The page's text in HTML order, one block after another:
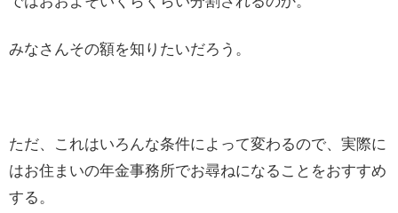
みなさんその額を知りたいだろう。
ただ、これはいろんな条件によって変わるので、実際に
はお住まいの年金事務所でお尋ねになることをおすすめ
する。